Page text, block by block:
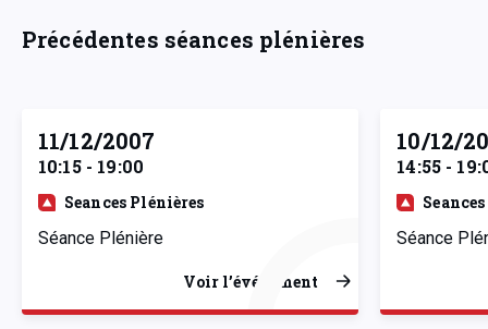
Précédentes séances plénières
11/12/2007
10:15 - 19:00
Seances Plénières
Séance Plénière
Voir l’événement
10/12/
14:55 -
Séance